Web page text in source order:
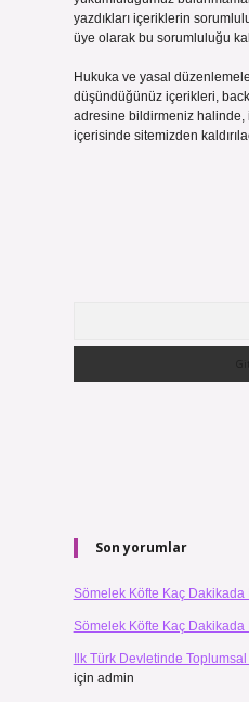
yazdıkları içeriklerin
üye olarak bu sorumluluğu
Hukuka ve yasal
düşündüğünüz içerikleri,
adresine bildirmeniz halinde,
içerisinde sitemizden
Son yorumlar
Sömelek Köfte Kaç Dakikada
Sömelek Köfte Kaç Dakikada
Ilk Türk Devletinde
için admin